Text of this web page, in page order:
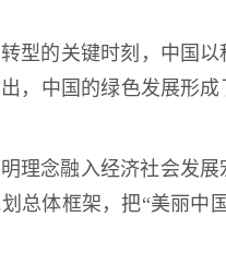
型的关键时刻，中国
，中国的绿色发展形
念融入经济社会发展
总体框架，把“美丽中